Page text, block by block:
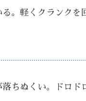
。軽くクランクを
ちぬくい。ドロド